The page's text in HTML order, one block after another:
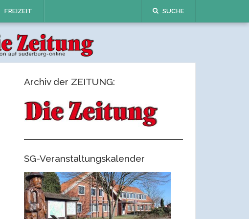
FREIZEIT SUCHE
Archiv der ZEITUNG:
SG-Veranstaltungskalender